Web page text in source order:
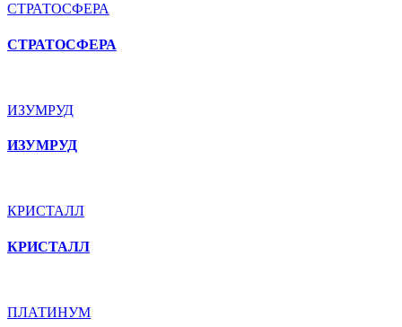
СТРАТОСФЕРА
СТРАТОСФЕРА
ИЗУМРУД
ИЗУМРУД
КРИСТАЛЛ
КРИСТАЛЛ
ПЛАТИНУМ